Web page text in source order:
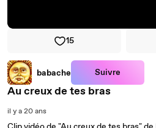
15
babache Suivre
Au creux de tes bras
il y a 20 ans